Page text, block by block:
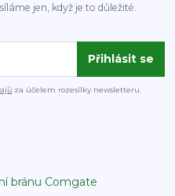
jen, když je to důležité.
Přihlásit se
za účelem rozesílky newsletteru.
bránu Comgate